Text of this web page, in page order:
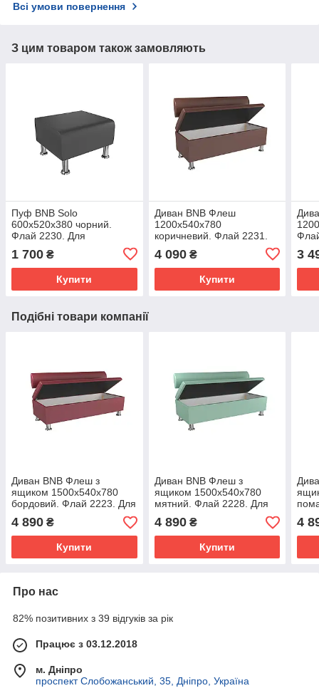
Всі умови повернення
З цим товаром також замовляють
Пуф BNB Solo
600x520x380 чорний.
Флай 2230. Для
1 700 ₴
Купити
Диван BNB Флеш
1200x540x780
коричневий. Флай 2231.
очікування
4 090₴
Купити
3
Подібні товари компанії
Диван BNB Флеш з
ящиком 1500x540x780
бордовий. Флай 2223. Для
офісу, приймальні,
очікування
4 890 ₴
Купити
Диван BNB Флеш з
ящиком 1500x540x780
мятний. Флай 2228. Для
офісу, приймальні,
очікування
4 890₴
Купити
4
Про нас
82% позитивних з 39 відгуків за рік
Працює з 03.12.2018
м. Дніпро
проспект Слобожанський, 35, Дніпро, Україна